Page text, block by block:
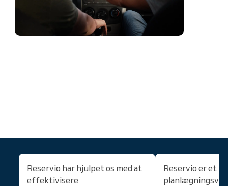
Reservio har hjulpet os med at
effektivisere
Reservio er et